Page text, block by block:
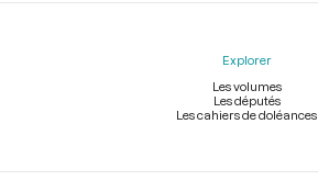
Explorer
Les volumes
Les députés
Les cahiers de doléances